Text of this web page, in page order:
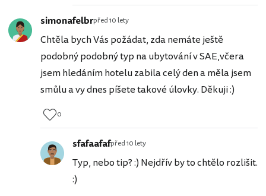
simonafelbrpřed 10 lety
Chtěla bych Vás požádat, zda nemáte ještě
podobný podobný typ na ubytování v SAE,včera
jsem hledáním hotelu zabila celý den a měla jsem
smůlu a vy dnes píšete takové úlovky. Děkuji :)
0
sfafaafafpřed 10 lety
Typ, nebo tip? :) Nejdřív by to chtělo rozlišit.
:)